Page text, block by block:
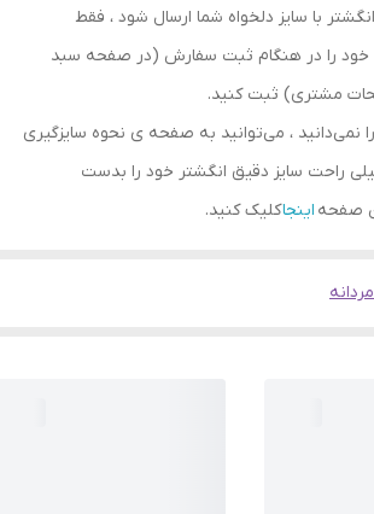
انگشتر با سایز دلخواه شما ارسال شود ، فقط
خود را در هنگام ثبت سفارش (در صفحه سبد
مشتری) ثبت کنید.
نمی‌دانید ، می‌توانید به صفحه ی نحوه سایزگیری
راحت سایز دقیق انگشتر خود را بدست
صفحه اینجاکلیک کنید.